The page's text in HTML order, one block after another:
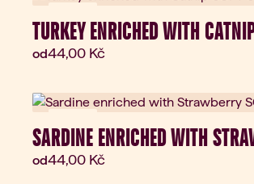
TURKEY ENRICHED WITH
odAktuální cena:
44,00 Kč
SARDINE ENRICHED WITH
odAktuální cena:
44,00 Kč